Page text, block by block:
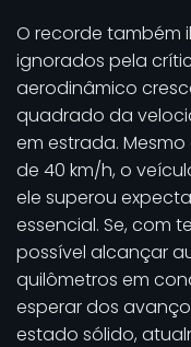
O recorde também
ignorados pela
aerodinâmico
quadrado da
em estrada.
de 40 km/h, o
ele superou
essencial. Se, com
possível alcançar
quilômetros em
esperar dos
estado sólido,